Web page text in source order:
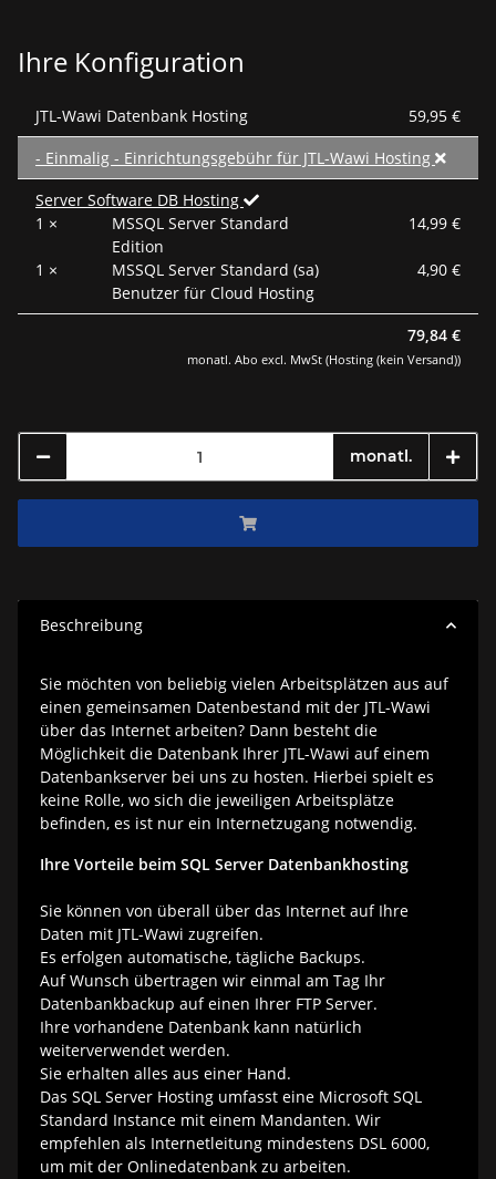
Ihre Konfiguration
JTL-Wawi Datenbank Hosting
59,95 €
- Einmalig - Einrichtungsgebühr für JTL-Wawi Hosting
Server Software DB Hosting
1 ×
MSSQL Server Standard
Edition
14,99 €
1 ×
MSSQL Server Standard (sa)
Benutzer für Cloud Hosting
4,90 €
79,84 €
monatl. Abo excl. MwSt (Hosting (kein Versand))
monatl.
Beschreibung
Sie möchten von beliebig vielen Arbeitsplätzen aus auf
einen gemeinsamen Datenbestand mit der JTL-Wawi
über das Internet arbeiten? Dann besteht die
Möglichkeit die Datenbank Ihrer JTL-Wawi auf einem
Datenbankserver bei uns zu hosten. Hierbei spielt es
keine Rolle, wo sich die jeweiligen Arbeitsplätze
befinden, es ist nur ein Internetzugang notwendig.
Ihre Vorteile beim SQL Server Datenbankhosting
Sie können von überall über das Internet auf Ihre
Daten mit JTL-Wawi zugreifen.
Es erfolgen automatische, tägliche Backups.
Auf Wunsch übertragen wir einmal am Tag Ihr
Datenbankbackup auf einen Ihrer FTP Server.
Ihre vorhandene Datenbank kann natürlich
weiterverwendet werden.
Sie erhalten alles aus einer Hand.
Das SQL Server Hosting umfasst eine Microsoft SQL
Standard Instance mit einem Mandanten. Wir
empfehlen als Internetleitung mindestens DSL 6000,
um mit der Onlinedatenbank zu arbeiten.